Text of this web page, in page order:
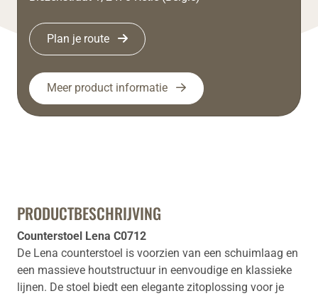
Plan je route
Meer product informatie
PRODUCTBESCHRIJVING
Counterstoel Lena C0712
De Lena counterstoel is voorzien van een schuimlaag en
een massieve houtstructuur in eenvoudige en klassieke
lijnen. De stoel biedt een elegante zitoplossing voor je